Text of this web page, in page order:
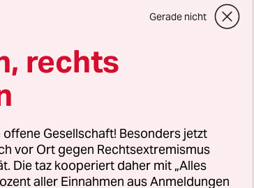
Dass
Erde im
dass die
Volke"
willen,
Mythos
Gerade nicht
rechts
Gesellschaft! Besonders jetzt
vor Ort gegen Rechtsextremismus
Die taz kooperiert daher mit „Alles
aller Einnahmen aus Anmeldungen